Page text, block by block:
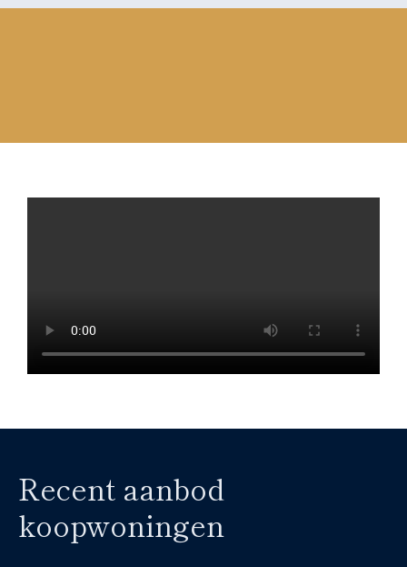
Recent aanbod
koopwoningen